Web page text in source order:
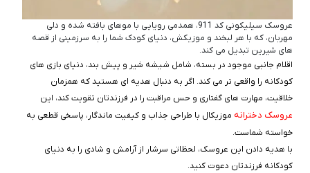
عروسک سیلیکونی کد 911، همدمی رویایی با موهای بافته‌ شده و دلی
مهربان، که با هر لبخند و موزیکش، دنیای کودک شما را به سرزمینی از قصه‌
های شیرین تبدیل می‌ کند.
اقلام جانبی موجود در بسته، شامل شیشه شیر و پیش‌ بند، دنیای بازی‌ های
کودکانه را واقعی‌ تر می‌ کند. اگر به دنبال هدیه‌ ای هستید که همزمان
خلاقیت، مهارت‌ های گفتاری و حس مراقبت را در فرزندتان تقویت کند، این
عروسک دخترانه موزیکال با طراحی جذاب و کیفیت ماندگار، پاسخی قطعی به
خواسته شماست.
با هدیه دادن این عروسک، لحظاتی سرشار از آرامش و شادی را به دنیای
کودکانه فرزندتان دعوت کنید.